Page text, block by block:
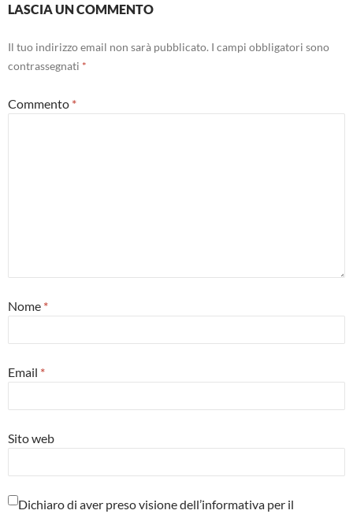
LASCIA UN COMMENTO
Il tuo indirizzo email non sarà pubblicato. I campi obbligatori sono
contrassegnati *
Commento *
Nome *
Email *
Sito web
Dichiaro di aver preso visione dell’informativa per il